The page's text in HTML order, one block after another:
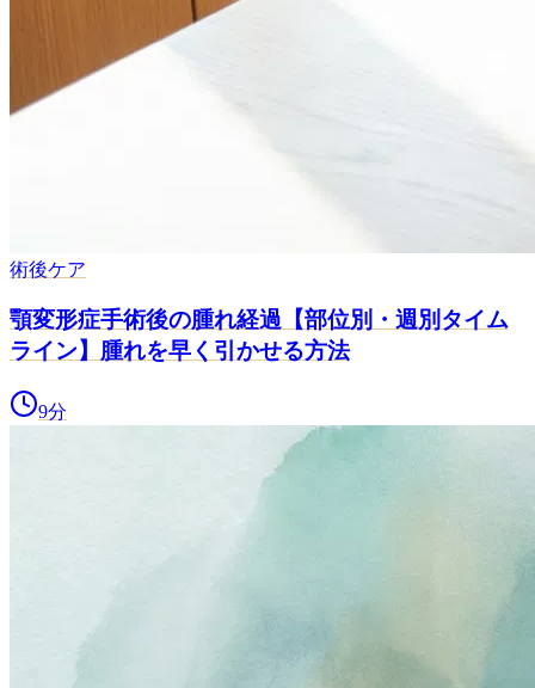
術後ケア
顎変形症手術後の腫れ経過【部位別・週別タイム
ライン】腫れを早く引かせる方法
9分